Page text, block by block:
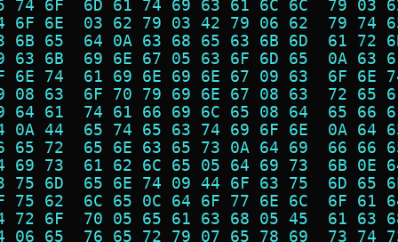
74 6F  6D 61 74 69 63 61 6C 6C  79
6F 6E  03 62 79 03 42 79 06 62  79
6B 65  64 0A 63 68 65 63 6B 6D  61
63 6B  69 6E 67 05 63 6F 6D 65  0A
6E 74  61 69 6E 69 6E 67 09 63  6F
08 63  6F 70 79 69 6E 67 08 63  72
64 61  74 61 66 69 6C 65 08 64  65
0A 44  65 74 65 63 74 69 6F 6E  0A
65 72  65 6E 63 65 73 0A 64 69  66
69 73  61 62 6C 65 05 64 69 73  6B
75 6D  65 6E 74 09 44 6F 63 75  6D
75 62  6C 65 0C 64 6F 77 6E 6C  6F
72 6F  70 05 65 61 63 68 05 45  61
06 65  76 65 72 79 07 65 78 69  73